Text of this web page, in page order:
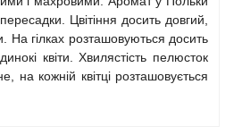
Цвітіння досить довгий,
На гілках розташовуються досить
квіти. Хвилястість пелюсток
на кожній квітці розташовується